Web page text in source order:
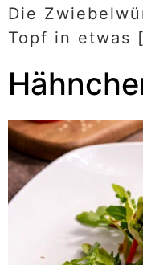
Die
Topf in etwas